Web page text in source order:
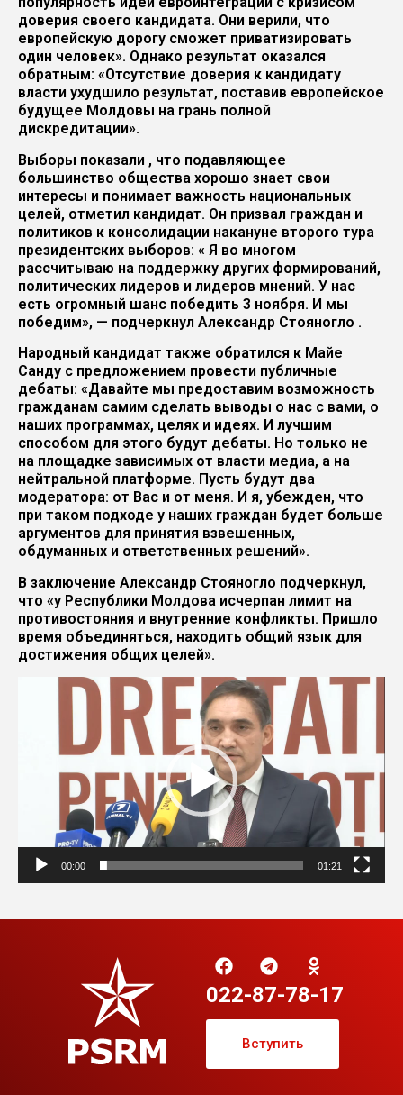
доверия своего кандидата. Они верили, что
европейскую дорогу сможет приватизировать
один человек». Однако результат оказался
обратным: «Отсутствие доверия к кандидату
власти ухудшило результат, поставив европейское
будущее Молдовы на грань полной
дискредитации».
Выборы показали , что подавляющее
большинство общества хорошо знает свои
интересы и понимает важность национальных
целей, отметил кандидат. Он призвал граждан и
политиков к консолидации накануне второго тура
президентских выборов: « Я во многом
рассчитываю на поддержку других формирований,
политических лидеров и лидеров мнений. У нас
есть огромный шанс победить 3 ноября. И мы
победим», — подчеркнул Александр Стояногло .
Народный кандидат также обратился к Майе
Санду с предложением провести публичные
дебаты: «Давайте мы предоставим возможность
гражданам самим сделать выводы о нас с вами, о
наших программах, целях и идеях. И лучшим
способом для этого будут дебаты. Но только не
на площадке зависимых от власти медиа, а на
нейтральной платформе. Пусть будут два
модератора: от Вас и от меня. И я, убежден, что
при таком подходе у наших граждан будет больше
аргументов для принятия взвешенных,
обдуманных и ответственных решений».
В заключение Александр Стояногло подчеркнул,
что «у Республики Молдова исчерпан лимит на
противостояния и внутренние конфликты. Пришло
время объединяться, находить общий язык для
достижения общих целей».
Видеоплеер
00:00 01:21
022-87-78-17
Вступить